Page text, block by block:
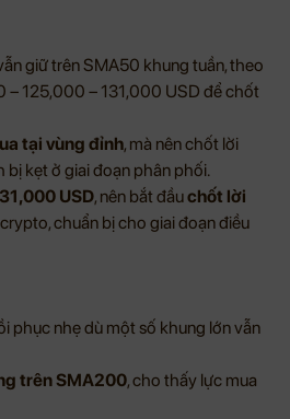
giữ trên SMA50 khung tuần, theo
– 125,000 – 131,000 USD để chốt
tại vùng đỉnh, mà nên chốt lời
bị kẹt ở giai đoạn phân phối.
USD, nên bắt đầuchốt lời
chuẩn bị cho giai đoạn điều
phục nhẹ dù một số khung lớn vẫn
trên SMA200, cho thấy lực mua